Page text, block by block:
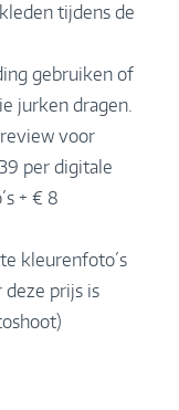
tijdens de
gebruiken of
jurken dragen.
voor
per digitale
+ € 8
kleurenfoto´s
deze prijs is